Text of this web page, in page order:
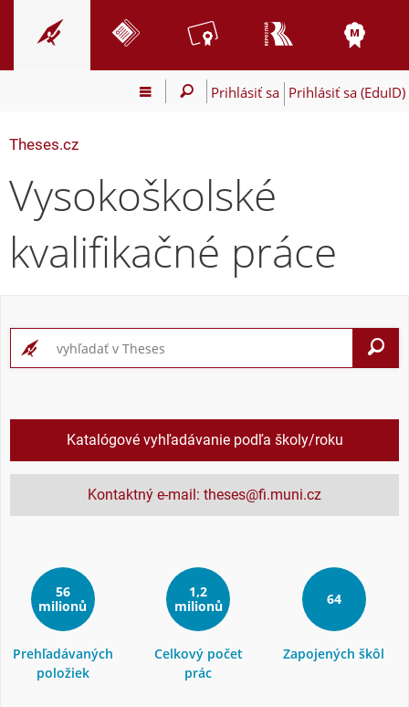
Prihlásiť sa Prihlásiť sa (EduID)
Theses.cz
Vysokoškolské
kvalifikačné práce
Katalógové vyhľadávanie podľa školy/roku
Kontaktný e-mail: theses@fi.muni.cz
56
milionů
Prehľadávaných
položiek
1,2
milionů
Celkový počet
prác
64
Zapojených škôl